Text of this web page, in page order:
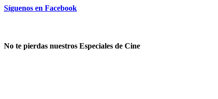
Síguenos en Facebook
No te pierdas nuestros Especiales de Cine